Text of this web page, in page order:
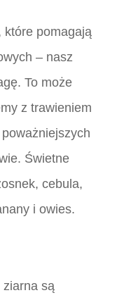
które pomagają
– nasz
To może
z trawieniem
Świetne
cebula,
i owies.
ziarna są